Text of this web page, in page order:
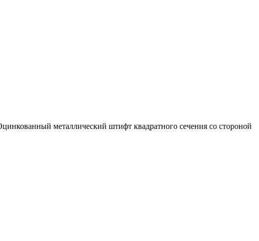
металлический штифт квадратного сечения со стороной